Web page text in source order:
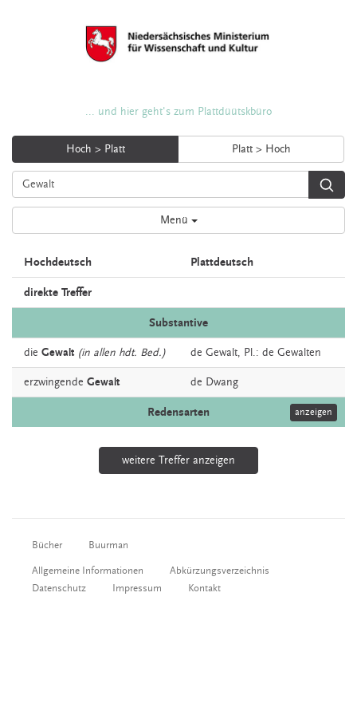
... und hier geht's zum Plattdüütskbüro
Hoch > Platt Platt > Hoch
Menü
Hochdeutsch Plattdeutsch
direkte Treffer
Substantive
die Gewalt (in allen hdt. Bed.) de Gewalt, Pl.: de Gewalten
erzwingende Gewalt de Dwang
Redensarten anzeigen
weitere Treffer anzeigen
Bücher Buurman
Allgemeine Informationen
Abkürzungsverzeichnis
Datenschutz
Impressum Kontakt